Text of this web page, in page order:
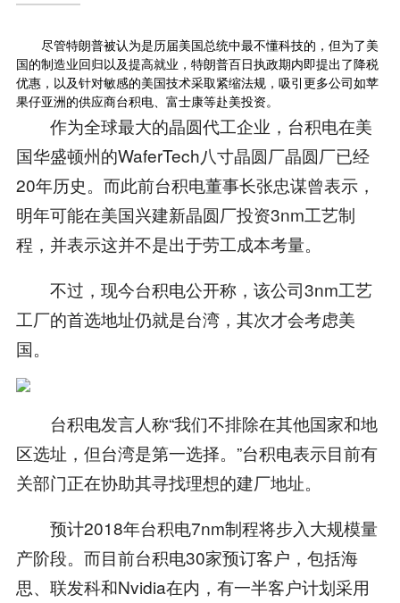
尽管特朗普被认为是历届美国总统中最不懂科技的，但为了美
国的制造业回归以及提高就业，特朗普百日执政期内即提出了降税
优惠，以及针对敏感的美国技术采取紧缩法规，吸引更多公司如苹
果仔亚洲的供应商台积电、富士康等赴美投资。
作为全球最大的晶圆代工企业，台积电在美
国华盛顿州的WaferTech八寸晶圆厂晶圆厂已经
20年历史。而此前台积电董事长张忠谋曾表示，
明年可能在美国兴建新晶圆厂投资3nm工艺制
程，并表示这并不是出于劳工成本考量。
不过，现今台积电公开称，该公司3nm工艺
工厂的首选地址仍就是台湾，其次才会考虑美
国。
台积电发言人称“我们不排除在其他国家和地
区选址，但台湾是第一选择。”台积电表示目前有
关部门正在协助其寻找理想的建厂地址。
预计2018年台积电7nm制程将步入大规模量
产阶段。而目前台积电30家预订客户，包括海
思、联发科和Nvidia在内，有一半客户计划采用